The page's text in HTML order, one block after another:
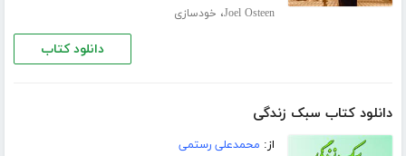
Joel Osteen، خودسازی
دانلود کتاب
دانلود کتاب سبک زندگی
از: محمدعلی رستمی